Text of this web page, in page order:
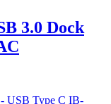
3.0 Dock